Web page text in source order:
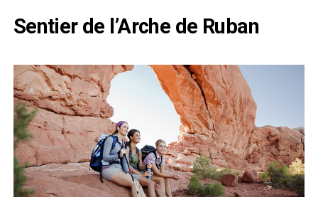
Sentier de l’Arche de Ruban